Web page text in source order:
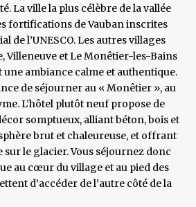
La ville la plus célèbre de la vallée
fortifications de Vauban inscrites
de l’UNESCO. Les autres villages
Villeneuve et Le Monêtier-les-Bains
ambiance calme et authentique.
de séjourner au « Monêtier », au
L’hôtel plutôt neuf propose de
somptueux, alliant béton, bois et
brut et chaleureuse, et offrant
sur le glacier. Vous séjournez donc
au cœur du village et au pied des
d’accéder de l’autre côté de la